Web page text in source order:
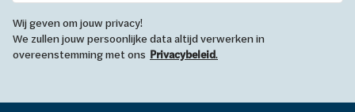
Wij geven om jouw privacy!
We zullen jouw persoonlijke data altijd verwerken in
overeenstemming met ons Privacybeleid.